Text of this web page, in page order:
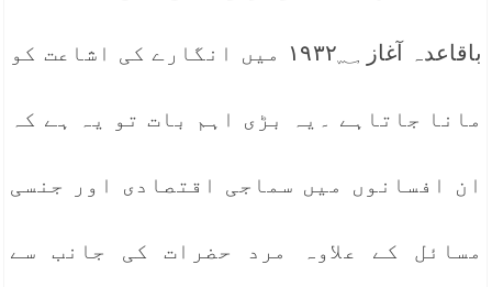
باقاعدہ آغاز ۱۹۳۲؁ میں انگارے کی اشاعت کو
مانا جاتاہے ۔یہ بڑی اہم بات تو یہ ہے کہ
ان افسانوں میں سماجی اقتصادی اور جنسی
مسائل کے علاوہ مرد حضرات کی جانب سے